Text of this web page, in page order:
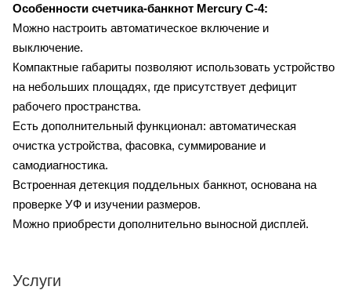
Особенности счетчика-банкнот Mercury C-4:
Можно настроить автоматическое включение и
выключение.
Компактные габариты позволяют использовать устройство
на небольших площадях, где присутствует дефицит
рабочего пространства.
Есть дополнительный функционал: автоматическая
очистка устройства, фасовка, суммирование и
самодиагностика.
Встроенная детекция поддельных банкнот, основана на
проверке УФ и изучении размеров.
Можно приобрести дополнительно выносной дисплей.
Услуги